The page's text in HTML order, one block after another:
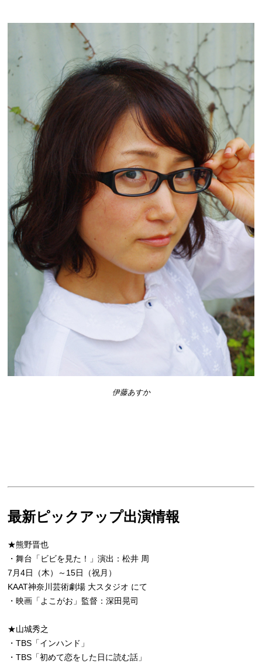
伊藤あすか
最新ピックアップ出演情報
★熊野晋也
・舞台「ビビを見た！」演出：松井 周
7月4日（木）～15日（祝月）
KAAT神奈川芸術劇場 大スタジオ にて
・映画「よこがお」監督：深田晃司
★山城秀之
・TBS「インハンド」
・TBS「初めて恋をした日に読む話」